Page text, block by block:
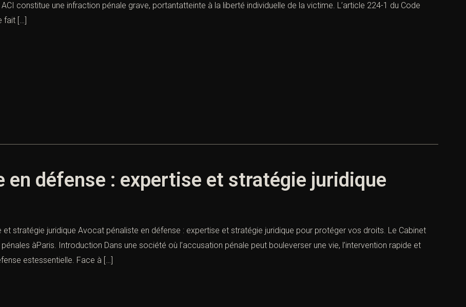
constitue une infraction pénale grave, portantatteinte à la liberté individuelle de la victime. L’article 224-1 du Code
fait […]
en défense : expertise et stratégie juridique
stratégie juridique Avocat pénaliste en défense : expertise et stratégie juridique pour protéger vos droits. Le Cabinet
àParis. Introduction Dans une société où l’accusation pénale peut bouleverser une vie, l’intervention rapide et
estessentielle. Face à […]